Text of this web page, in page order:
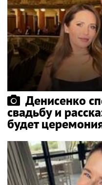
Денисенко
свадьбу и
будет